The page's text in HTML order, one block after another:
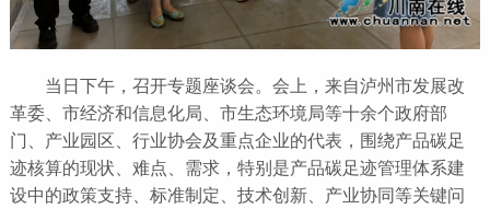
当日下午，召开专题座谈会。会上，来自泸州市发展改
革委、市经济和信息化局、市生态环境局等十余个政府部
门、产业园区、行业协会及重点企业的代表，围绕产品碳足
迹核算的现状、难点、需求，特别是产品碳足迹管理体系建
设中的政策支持、标准制定、技术创新、产业协同等关键问